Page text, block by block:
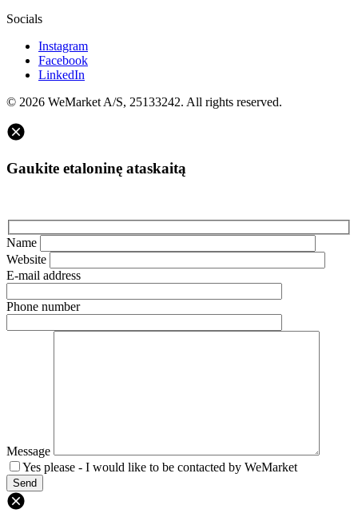
Socials
Instagram
Facebook
LinkedIn
© 2026 WeMarket A/S, 25133242. All rights reserved.
Gaukite etaloninę ataskaitą
Name
Website
E-mail address
Phone number
Message
Yes please - I would like to be contacted by WeMarket